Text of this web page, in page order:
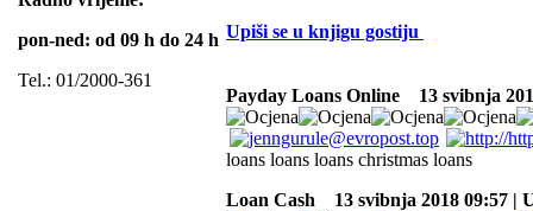
pon-ned: od 09 h do 24 h
Tel.: 01/2000-361
Upiši se u knjigu gostiju
Payday Loans Online 13 svibnja
loans loans loans christmas loans
Loan Cash
13 svibnja 2018 09:57 |